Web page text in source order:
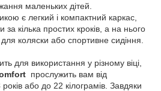
маленьких дітей.
є легкий і компактний каркас,
кілька простих кроків, а на нього
коляски або спортивне сидіння.
для використання у різному віці,
прослужить вам від
або до 22 кілограмів. Завдяки